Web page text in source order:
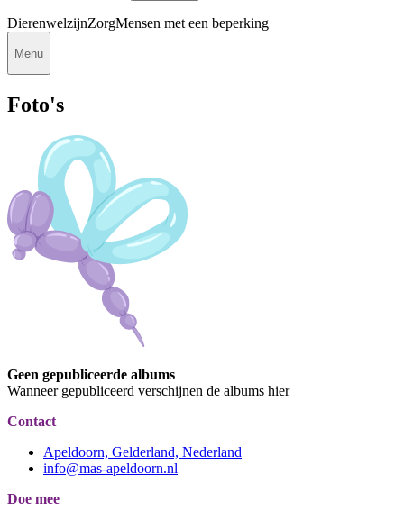
DierenwelzijnZorgMensen met een beperking
Menu
Foto's
Geen gepubliceerde albums
Wanneer gepubliceerd verschijnen de albums hier
Contact
Apeldoorn, Gelderland, Nederland
info@mas-apeldoorn.nl
Doe mee